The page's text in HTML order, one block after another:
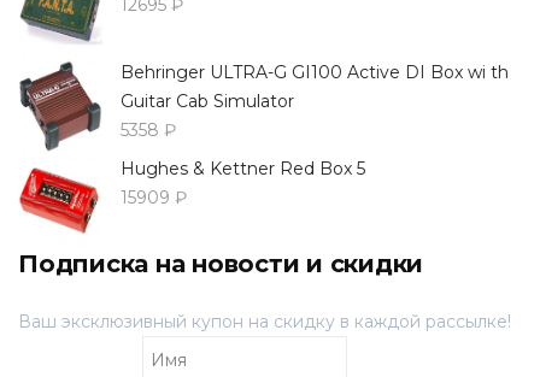
12695 ₽
Behringer ULTRA-G GI100 Active DI Box wi th
Guitar Cab Simulator
5358 ₽
Hughes & Kettner Red Box 5
15909 ₽
Подписка на новости и скидки
Ваш эксклюзивный купон на скидку в каждой рассылке!